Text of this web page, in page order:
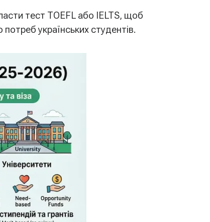
тест TOEFL або IELTS, щоб
українських студентів.